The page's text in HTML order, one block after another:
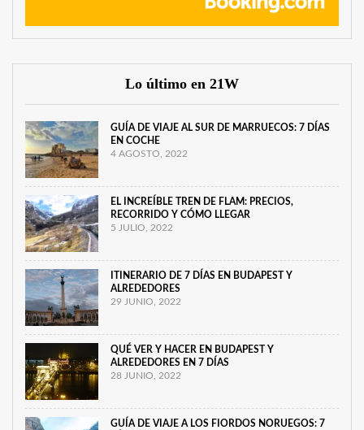
Lo último en 21W
GUÍA DE VIAJE AL SUR DE MARRUECOS: 7 DÍAS
EN COCHE
4 AGOSTO, 2022
EL INCREÍBLE TREN DE FLAM: PRECIOS,
RECORRIDO Y CÓMO LLEGAR
5 JULIO, 2022
ITINERARIO DE 7 DÍAS EN BUDAPEST Y
ALREDEDORES
29 JUNIO, 2022
QUÉ VER Y HACER EN BUDAPEST Y
ALREDEDORES EN 7 DÍAS
28 JUNIO, 2022
GUÍA DE VIAJE A LOS FIORDOS NORUEGOS: 7